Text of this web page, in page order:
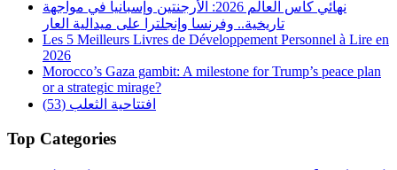
نهائي كأس العالم 2026: الأرجنتين وإسبانيا في مواجهة
تاريخية.. وفرنسا وإنجلترا على ميدالية العار
Les 5 Meilleurs Livres de Développement Personnel à Lire en
2026
Morocco’s Gaza gambit: A milestone for Trump’s peace plan
or a strategic mirage?
افتتاحية الثعلب (53)
Top Categories